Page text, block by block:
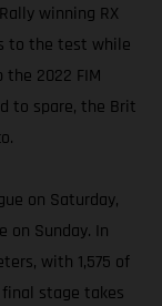
winning RX
to the test while
2022 FIM
to spare, the Brit
on Saturday,
on Sunday. In
with 1,575 of
stage takes